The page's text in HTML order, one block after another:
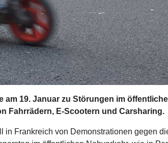
am 19. Januar zu Störungen im
Fahrrädern, E-Scootern und Carsharing.
in Frankreich von Demonstrationen gegen